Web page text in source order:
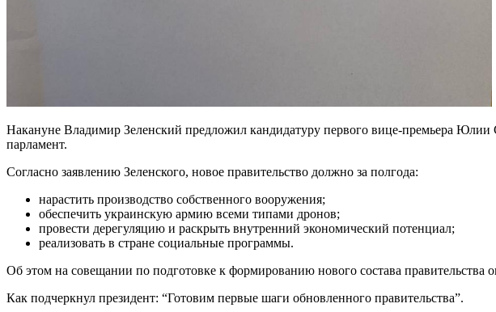
Накануне Владимир Зеленский предложил кандидатуру первого вице-премьера
парламент.
Согласно заявлению Зеленского, новое правительство должно за полгода:
нарастить производство собственного вооружения;
обеспечить украинскую армию всеми типами дронов;
провести дерегуляцию и раскрыть внутренний экономический потенциал;
реализовать в стране социальные программы.
Об этом на совещании по подготовке к формированию нового состава
Как подчеркнул президент: “Готовим первые шаги обновленного правительства”.